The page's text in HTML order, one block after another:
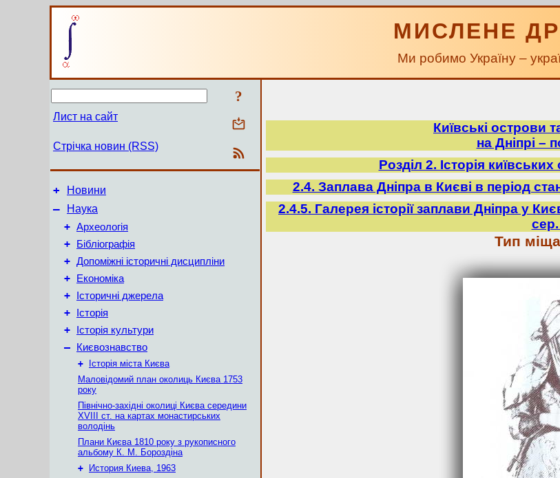
МИСЛЕНЕ
Ми робимо Україну –
?
Лист на сайт
Стрічка новин (RSS)
+ Новини
–
Наука
+ Археологія
+ Бібліографія
+ Допоміжні історичні дисципліни
+ Економіка
+ Історичні джерела
+ Історія
+ Історія культури
– Києвознавство
+
Історія міста Києва
Маловідомий план околиць Києва 1753
року
Північно-західні околиці Києва середини
XVIII ст. на картах монастирських
володінь
Плани Києва 1810 року з рукописного
альбому К. М. Бороздіна
+
История Киева, 1963
Київські острови
на Дніпрі –
Розділ 2. Історія
2.4. Заплава Дніпра в Києві в період
2.4.5. Галерея історії заплави Дніпра у
сер.
Тип